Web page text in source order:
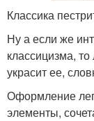
Классика
Ну а если же
классицизма,
украсит ее,
Оформление
элементы,